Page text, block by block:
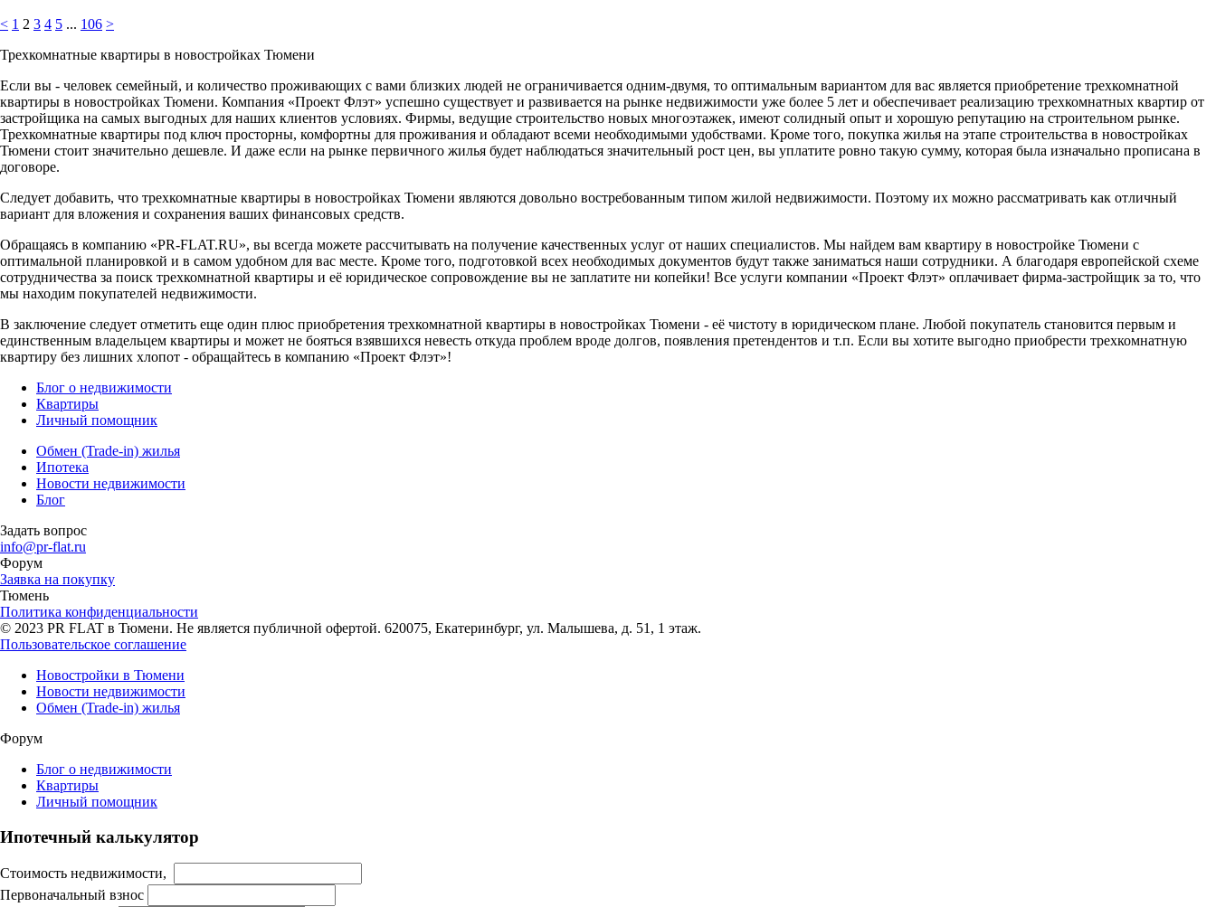
< 1 2 3 4 5 ... 106 >
Трехкомнатные квартиры в новостройках Тюмени
Если вы - человек семейный, и количество проживающих с вами близких людей не ограничивается одним-двумя, то оптимальным вариантом для вас является приобретение трехкомнатной
квартиры в новостройках Тюмени. Компания «Проект Флэт» успешно существует и развивается на рынке недвижимости уже более 5 лет и обеспечивает реализацию трехкомнатных квартир от
застройщика на самых выгодных для наших клиентов условиях. Фирмы, ведущие строительство новых многоэтажек, имеют солидный опыт и хорошую репутацию на строительном рынке.
Трехкомнатные квартиры под ключ просторны, комфортны для проживания и обладают всеми необходимыми удобствами. Кроме того, покупка жилья на этапе строительства в новостройках
Тюмени стоит значительно дешевле. И даже если на рынке первичного жилья будет наблюдаться значительный рост цен, вы уплатите ровно такую сумму, которая была изначально прописана в
договоре.
Следует добавить, что трехкомнатные квартиры в новостройках Тюмени являются довольно востребованным типом жилой недвижимости. Поэтому их можно рассматривать как отличный
вариант для вложения и сохранения ваших финансовых средств.
Обращаясь в компанию «PR-FLAT.RU», вы всегда можете рассчитывать на получение качественных услуг от наших специалистов. Мы найдем вам квартиру в новостройке Тюмени с
оптимальной планировкой и в самом удобном для вас месте. Кроме того, подготовкой всех необходимых документов будут также заниматься наши сотрудники. А благодаря европейской схеме
сотрудничества за поиск трехкомнатной квартиры и её юридическое сопровождение вы не заплатите ни копейки! Все услуги компании «Проект Флэт» оплачивает фирма-застройщик за то, что
мы находим покупателей недвижимости.
В заключение следует отметить еще один плюс приобретения трехкомнатной квартиры в новостройках Тюмени - её чистоту в юридическом плане. Любой покупатель становится первым и
единственным владельцем квартиры и может не бояться взявшихся невесть откуда проблем вроде долгов, появления претендентов и т.п. Если вы хотите выгодно приобрести трехкомнатную
квартиру без лишних хлопот - обращайтесь в компанию «Проект Флэт»!
Блог о недвижимости
Квартиры
Личный помощник
Обмен (Trade-in) жилья
Ипотека
Новости недвижимости
Блог
Задать вопрос
info@pr-flat.ru
Форум
Заявка на покупку
Тюмень
Политика конфиденциальности
© 2023 PR FLAT в Тюмени. Не является публичной офертой. 620075, Екатеринбург, ул. Малышева, д. 51, 1 этаж.
Пользовательское соглашение
Новостройки в Тюмени
Новости недвижимости
Обмен (Trade-in) жилья
Форум
Блог о недвижимости
Квартиры
Личный помощник
Ипотечный калькулятор
Стоимость недвижимости,
Первоначальный взнос